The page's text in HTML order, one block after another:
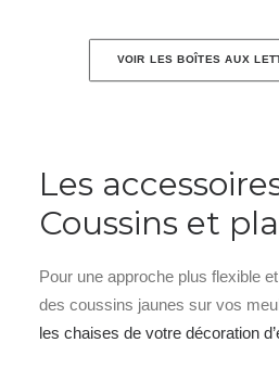
VOIR LES BOÎTES AUX
Les
Coussins et
Pour une approche plus flexible
des coussins jaunes sur vos
les chaises de votre décoration